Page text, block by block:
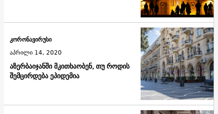
აზერბაიჯანში მკითხაობენ, თუ როდის
შემცირდება ეპიდემია
კორონავირუსი
აპრილი 14, 2020